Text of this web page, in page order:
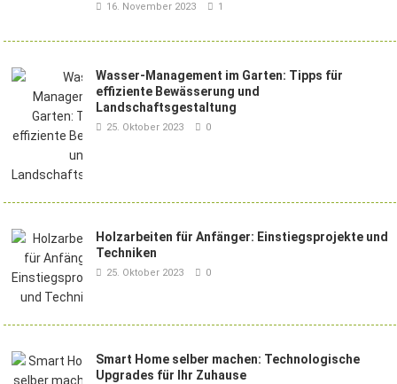
16. November 2023 1
Wasser-Management im Garten: Tipps für
effiziente Bewässerung und
Landschaftsgestaltung
25. Oktober 2023 0
Holzarbeiten für Anfänger: Einstiegsprojekte und
Techniken
25. Oktober 2023 0
Smart Home selber machen: Technologische
Upgrades für Ihr Zuhause